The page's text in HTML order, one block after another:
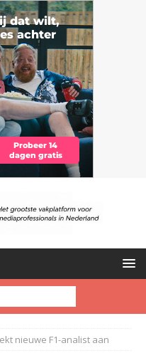
nieuwe F1-analist aan